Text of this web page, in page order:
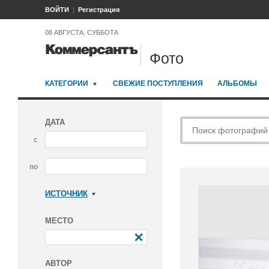
ВОЙТИ Регистрация
08 АВГУСТА, СУББОТА
Фото
КАТЕГОРИИ СВЕЖИЕ ПОСТУПЛЕНИЯ АЛЬБОМЫ
ДАТА
с
по
ИСТОЧНИК
МЕСТО
АВТОР